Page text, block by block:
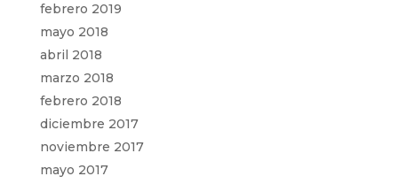
febrero 2019
mayo 2018
abril 2018
marzo 2018
febrero 2018
diciembre 2017
noviembre 2017
mayo 2017